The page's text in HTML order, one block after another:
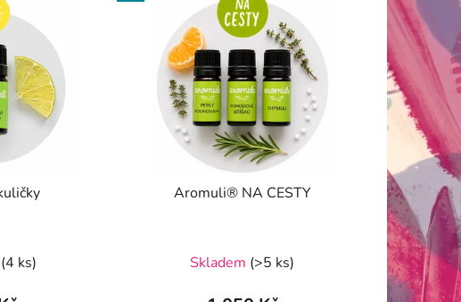
(4 ks)
Aromuli® NA CESTY
hodnocení
produktu
Skladem (>5 ks)